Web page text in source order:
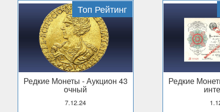
Топ Рейтинг
Редкие Монеты - Аукцион 43
очный
7.12.24
Редкие